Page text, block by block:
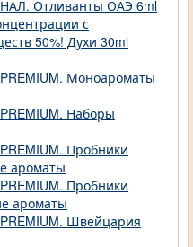
Отливанты ОАЭ 6ml
с
50%! Духи 30ml
Моноароматы
Наборы
Пробники
ароматы
Пробники
ароматы
Швейцария